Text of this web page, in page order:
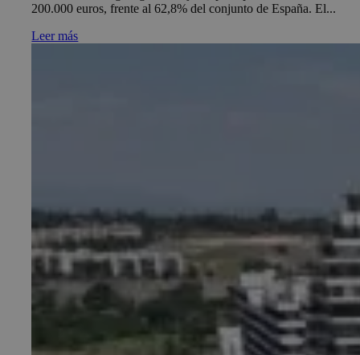
200.000 euros, frente al 62,8% del conjunto de España. El...
Leer más